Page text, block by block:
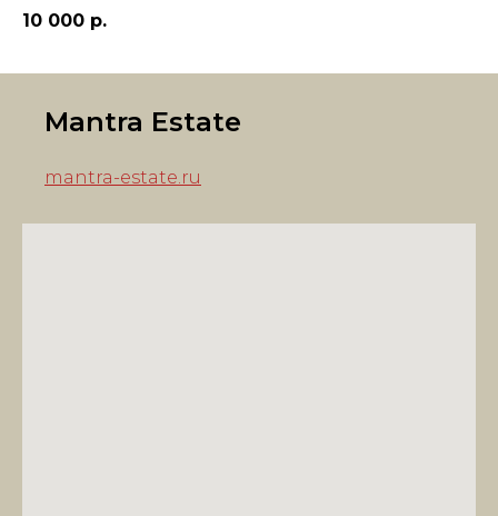
10 000 р.
Mantra Estate
mantra-estate.ru